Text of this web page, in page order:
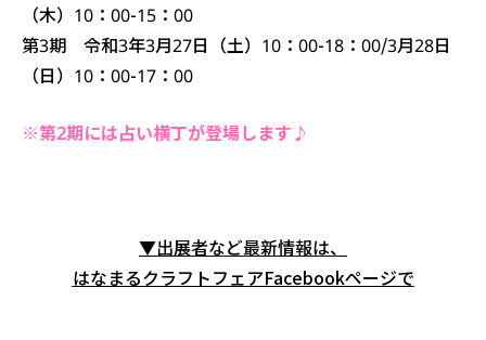
（木）10：00-15：00
第3期 令和3年3月27日（土）10：00-18：00/3月28日
（日）10：00-17：00
※第2期には占い横丁が登場します♪
▼出展者など最新情報は、
はなまるクラフトフェアFacebookページで